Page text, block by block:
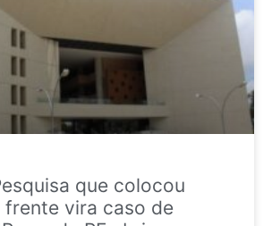
que colocou
frente vira caso de